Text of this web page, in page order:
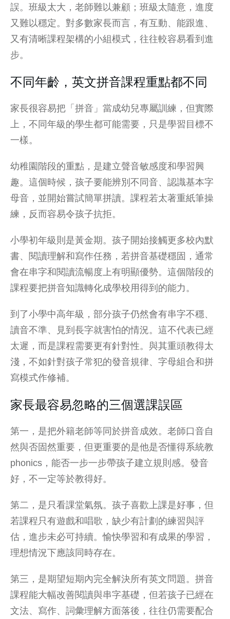
誤。班級太大，老師難以兼顧；班級太隨意，進度
又難以穩定。對多數家長而言，有互動、能跟進、
又有清晰課程架構的小組模式，往往較容易看到進
步。
不同年齡，英文拼音課程重點都不同
家長很容易把「拼音」當成幼兒專屬訓練，但實際
上，不同年級的學生都可能需要，只是學習目標不
一樣。
幼稚園階段的重點，是建立聲音敏感度和學習興
趣。這個時候，孩子要能辨別不同音、認識基本字
母音，並開始嘗試簡單拼讀。課程若太著重紙筆操
練，反而容易令孩子抗拒。
小學初年級則是黃金期。孩子開始接觸更多校內默
書、閱讀理解和寫作任務，若拼音基礎穩固，通常
會在串字和閱讀流暢度上有明顯優勢。這個階段的
課程要把拼音知識轉化成學校用得到的能力。
到了小學中高年級，部分孩子仍然會有串字不穩、
讀音不準、見到長字就害怕的情況。這不代表已經
太遲，而是課程需要更有針對性。與其重頭教得太
淺，不如針對孩子常犯的發音規律、字母組合和拼
寫模式作修補。
家長最容易忽略的三個選課誤區
第一，是把外籍老師等同於拼音成效。老師口音自
然與否固然重要，但更重要的是他是否懂得系統教
phonics，能否一步一步帶孩子建立規則感。發音
好，不一定等於教得好。
第二，是只看課堂氣氛。孩子喜歡上課是好事，但
若課程只有遊戲和唱歌，缺少有計劃的練習與評
估，進步未必可持續。愉快學習和有成果的學習，
理想情況下應該同時存在。
第三，是期望短期內完全解決所有英文問題。拼音
課程能大幅改善閱讀與串字基礎，但若孩子已經在
文法、寫作、詞彙理解方面落後，往往仍需要配合